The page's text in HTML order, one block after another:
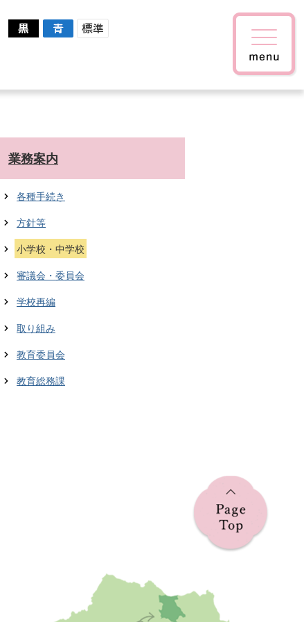
業務案内
各種手続き
方針等
小学校・中学校
審議会・委員会
学校再編
取り組み
教育委員会
教育総務課